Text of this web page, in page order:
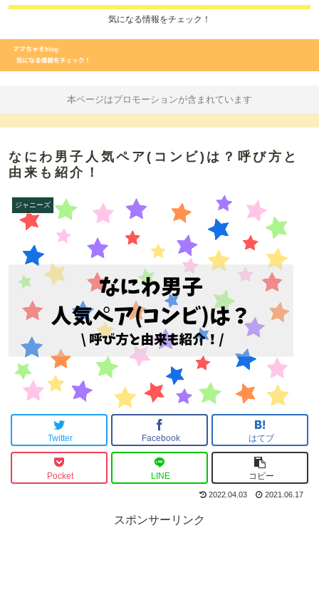
気になる情報をチェック！
本ページはプロモーションが含まれています
なにわ男子人気ペア(コンビ)は？呼び方と
由来も紹介！
ジャニーズ
Twitter Facebook はてブ
Pocket LINE コピー
2022.04.03 2021.06.17
スポンサーリンク